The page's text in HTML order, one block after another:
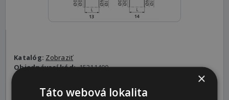
Katalóg: Zobraziť
Objednávací kód:15311400
ALT SKU:
×
Táto webová lokalita